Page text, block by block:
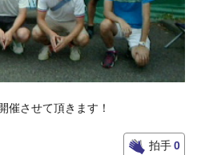
催させて頂きます！
拍手0